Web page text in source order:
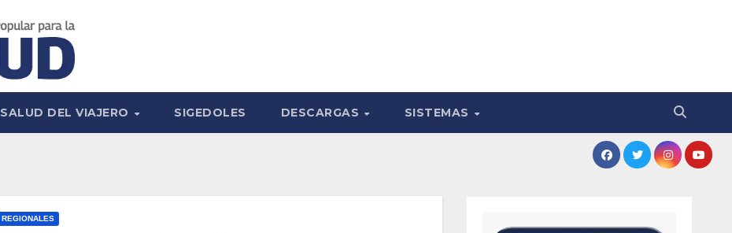
SALUD DEL VIAJERO SIGEDOLES DESCARGAS SISTEMAS
REGIONALES